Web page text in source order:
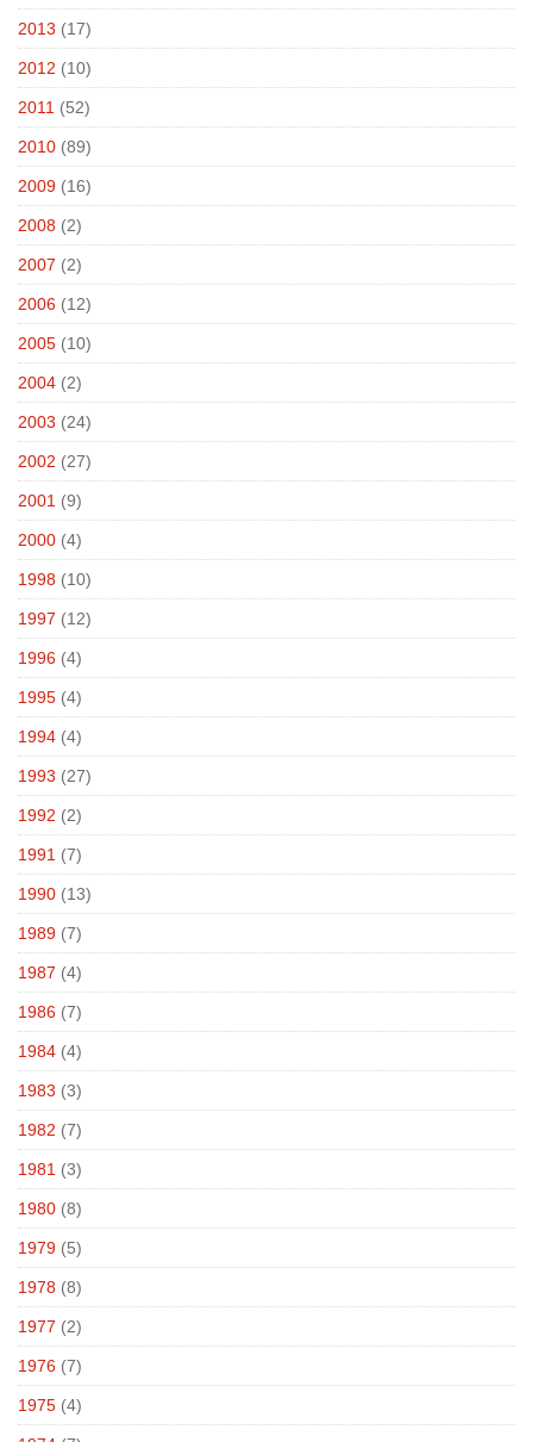
2013 (17)
2012 (10)
2011 (52)
2010 (89)
2009 (16)
2008 (2)
2007 (2)
2006 (12)
2005 (10)
2004 (2)
2003 (24)
2002 (27)
2001 (9)
2000 (4)
1998 (10)
1997 (12)
1996 (4)
1995 (4)
1994 (4)
1993 (27)
1992 (2)
1991 (7)
1990 (13)
1989 (7)
1987 (4)
1986 (7)
1984 (4)
1983 (3)
1982 (7)
1981 (3)
1980 (8)
1979 (5)
1978 (8)
1977 (2)
1976 (7)
1975 (4)